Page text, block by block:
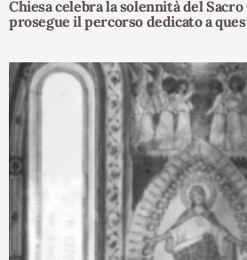
Chiesa celebra la solennità del
prosegue il percorso dedicato a